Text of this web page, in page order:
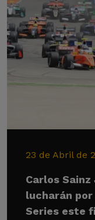
23 de Abril de
Carlos
lucharán
Series este